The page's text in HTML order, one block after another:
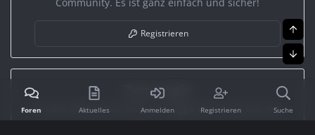
Registrieren
Zum Login
Du hast bereits ein Account? Logge Dich bitte hier ein.
Foren Aktuelles Anmelden Registrieren Suche